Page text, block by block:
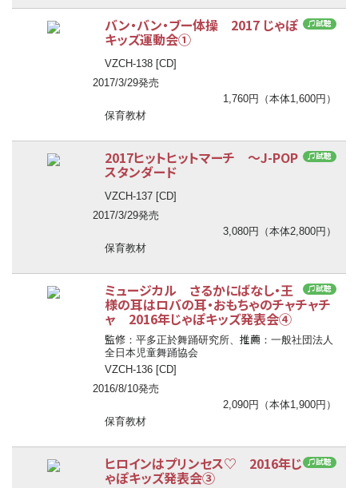
♫試聴
バン・バン・ブー体操 2017 じゃぽ
キッズ運動会①
VZCH-138 [CD]
2017/3/29発売
1,760円（本体1,600円）
保育教材
♫試聴
2017ヒットヒットマーチ ～J-POP
スタンダード
VZCH-137 [CD]
2017/3/29発売
3,080円（本体2,800円）
保育教材
♫試聴
ミュージカル さるかにばなし・王
様の耳はロバの耳・おもちゃのチャチャチ
ャ 2016年じゃぽキッズ発表会④
監修 ：平多正於舞踊研究所、 推薦 ：一般社団法人
全日本児童舞踊協会
VZCH-136 [CD]
2016/8/10発売
2,090円（本体1,900円）
保育教材
♫試聴
ヒロインはプリンセス♡ 2016年じ
ゃぽキッズ発表会③